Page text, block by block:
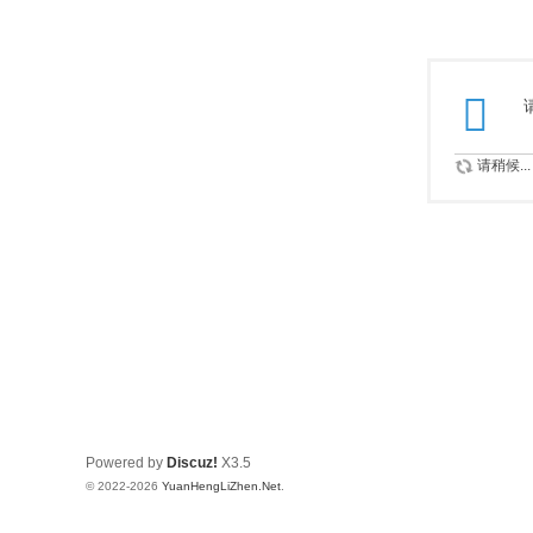
请稍候...
Powered by Discuz! X3.5
© 2022-2026 YuanHengLiZhen.Net